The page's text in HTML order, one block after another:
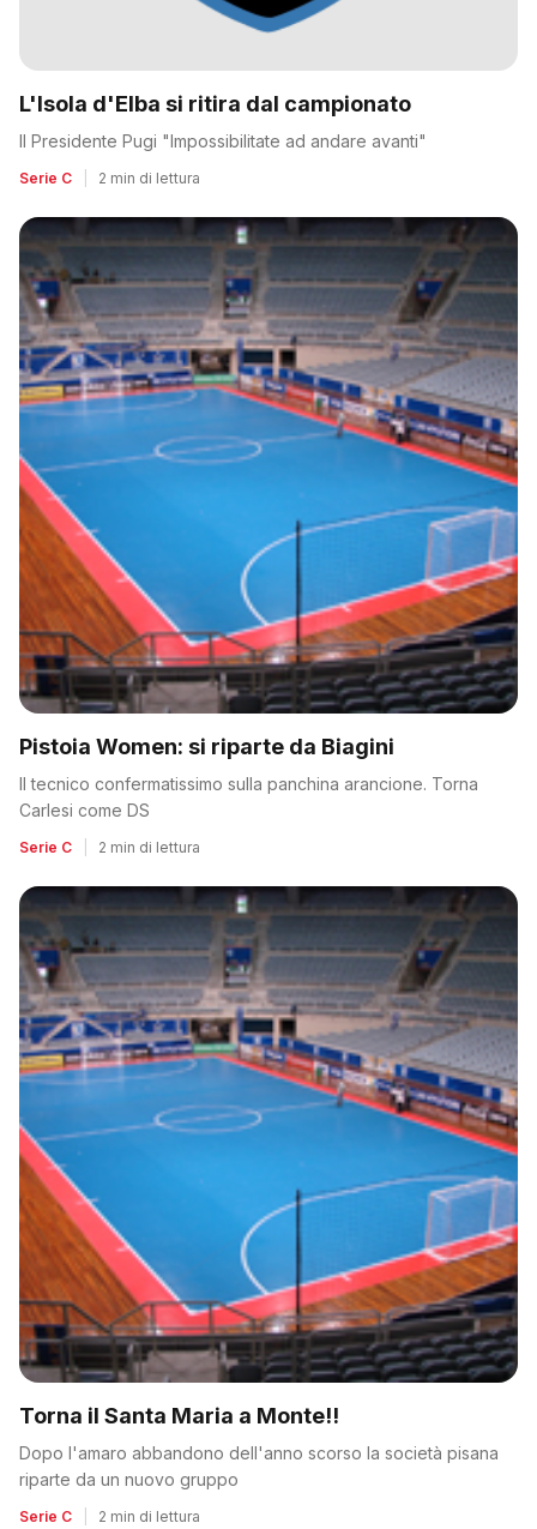
L'Isola d'Elba si ritira dal campionato
Il Presidente Pugi "Impossibilitate ad andare avanti"
Serie C 2 min di lettura
Pistoia Women: si riparte da Biagini
Il tecnico confermatissimo sulla panchina arancione. Torna
Carlesi come DS
Serie C 2 min di lettura
Torna il Santa Maria a Monte!!
Dopo l'amaro abbandono dell'anno scorso la società pisana
riparte da un nuovo gruppo
Serie C 2 min di lettura